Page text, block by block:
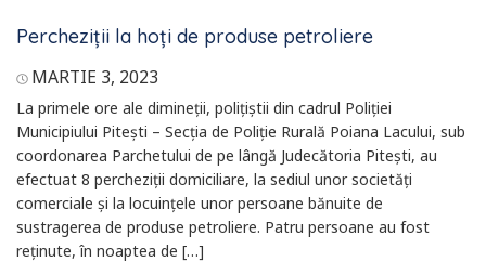
Percheziții la hoți de produse petroliere
MARTIE 3, 2023
La primele ore ale dimineții, polițiștii din cadrul Poliției
Municipiului Pitești – Secția de Poliție Rurală Poiana Lacului, sub
coordonarea Parchetului de pe lângă Judecătoria Pitești, au
efectuat 8 percheziții domiciliare, la sediul unor societăți
comerciale și la locuințele unor persoane bănuite de
sustragerea de produse petroliere. Patru persoane au fost
reținute, în noaptea de […]